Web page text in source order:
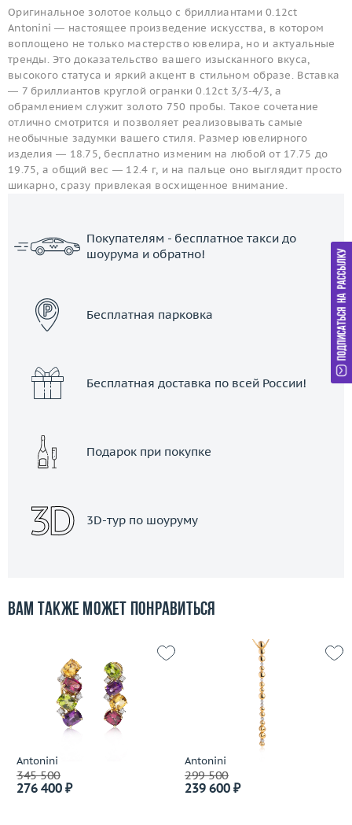
Оригинальное золотое кольцо с бриллиантами 0.12ct
Antonini — настоящее произведение искусства, в котором
воплощено не только мастерство ювелира, но и актуальные
тренды. Это доказательство вашего изысканного вкуса,
высокого статуса и яркий акцент в стильном образе. Вставка
— 7 бриллиантов круглой огранки 0.12ct 3/3-4/3, а
обрамлением служит золото 750 пробы. Такое сочетание
отлично смотрится и позволяет реализовывать самые
необычные задумки вашего стиля. Размер ювелирного
изделия — 18.75, бесплатно изменим на любой от 17.75 до
19.75, а общий вес — 12.4 г, и на пальце оно выглядит просто
шикарно, сразу привлекая восхищенное внимание.
Покупателям - бесплатное такси до
шоурума и обратно!
Бесплатная парковка
Бесплатная доставка по всей России!
Подарок при покупке
3D-тур по шоуруму
Вам также может понравиться
Antonini
345 500
276 400 ₽
Antonini
299 500
239 600 ₽